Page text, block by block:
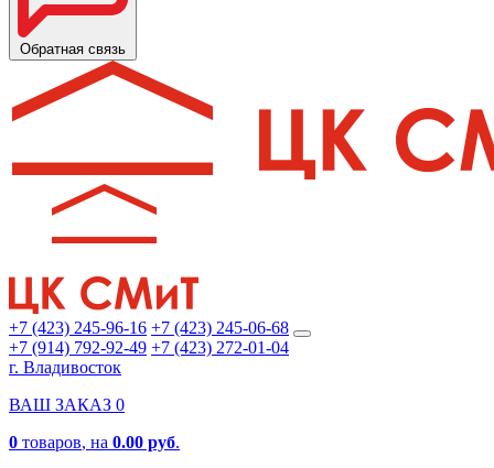
Обратная связь
+7 (423) 245-96-16 +7 (423) 245-06-68
+7 (914) 792-92-49 +7 (423) 272-01-04
г. Владивосток
ВАШ ЗАКАЗ 0
0 товаров, на 0.00 руб.